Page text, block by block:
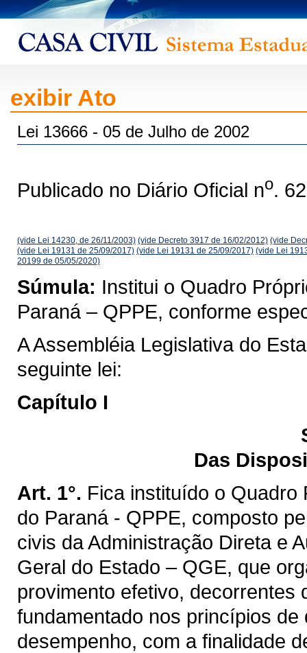
exibir Ato
Lei 13666 - 05 de Julho de 2002
Publicado no Diário Oficial no.
(vide Lei 14230, de 26/11/2003) (vide Decreto 3917 de 16/02/2012) (vide
(vide Lei 19131 de 25/09/2017) (vide Lei 19131 de 25/09/2017) (vide Lei
20199 de 05/05/2020)
Súmula: Institui o Quadro
Paraná – QPPE, conforme
A Assembléia Legislativa do
seguinte lei:
Capítulo I
Das
Art. 1°. Fica instituído o Quadro
do Paraná - QPPE, composto
civis da Administração Direta e
Geral do Estado – QGE, que
provimento efetivo, decorrentes
fundamentado nos princípios
desempenho, com a finalidade